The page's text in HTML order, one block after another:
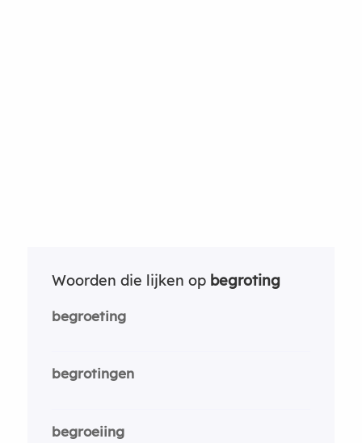
Woorden die lijken op begroting
begroeting
begrotingen
begroeiing